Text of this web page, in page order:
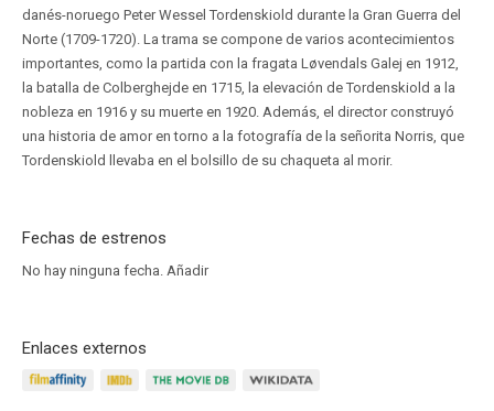
danés-noruego Peter Wessel Tordenskiold durante la Gran Guerra del
Norte (1709-1720). La trama se compone de varios acontecimientos
importantes, como la partida con la fragata Løvendals Galej en 1912,
la batalla de Colberghejde en 1715, la elevación de Tordenskiold a la
nobleza en 1916 y su muerte en 1920. Además, el director construyó
una historia de amor en torno a la fotografía de la señorita Norris, que
Tordenskiold llevaba en el bolsillo de su chaqueta al morir.
Fechas de estrenos
No hay ninguna fecha. Añadir
Enlaces externos